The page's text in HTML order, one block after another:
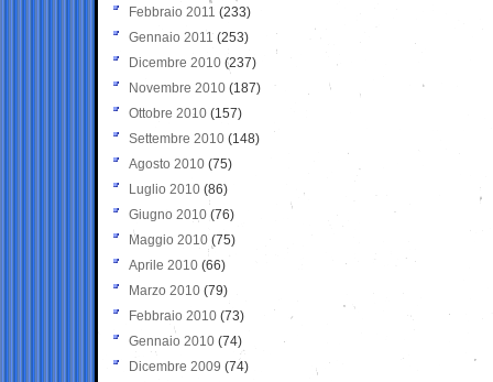
Febbraio 2011 (233)
Gennaio 2011 (253)
Dicembre 2010 (237)
Novembre 2010 (187)
Ottobre 2010 (157)
Settembre 2010 (148)
Agosto 2010 (75)
Luglio 2010 (86)
Giugno 2010 (76)
Maggio 2010 (75)
Aprile 2010 (66)
Marzo 2010 (79)
Febbraio 2010 (73)
Gennaio 2010 (74)
Dicembre 2009 (74)